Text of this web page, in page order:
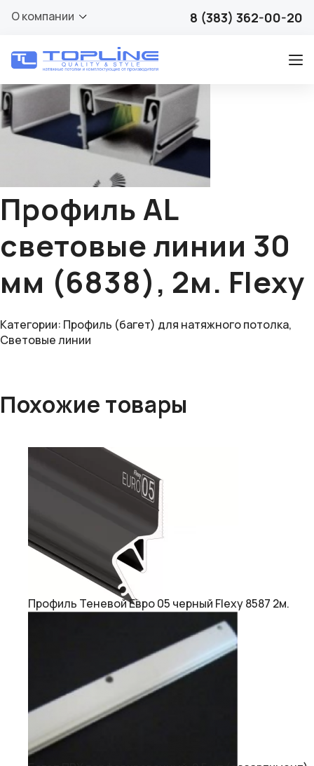
О компании 8 (383) 362-00-20
Профиль AL
световые линии 30
мм (6838), 2м. Flexy
Категории: Профиль (багет) для натяжного потолка,
Световые линии
Похожие товары
Профиль Теневой Евро 05 черный Flexy 8587 2м.